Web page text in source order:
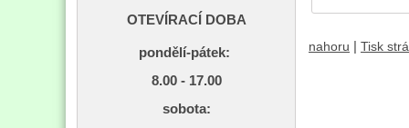
nahoru Tisk
OTEVÍRACÍ DOBA
pondělí-pátek:
8.00 - 17.00
sobota: